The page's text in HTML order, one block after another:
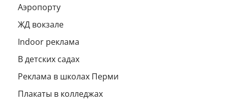
Аэропорту
ЖД вокзале
Indoor реклама
В детских садах
Реклама в школах Перми
Плакаты в колледжах